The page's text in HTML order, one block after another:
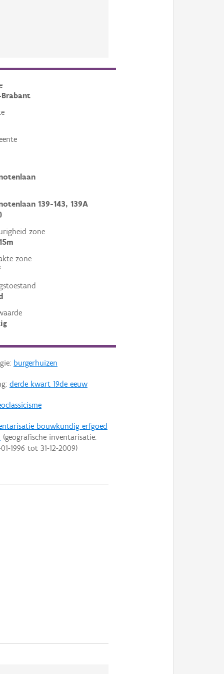
139-143, 139A
zone
zone
burgerhuizen
derde kwart 19de eeuw
bouwkundig erfgoed
(geografische inventarisatie:
1996 tot 31-12-2009)